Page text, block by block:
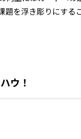
を浮き彫りにする
ウ！